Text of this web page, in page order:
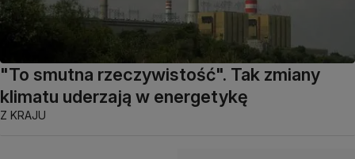
"To smutna rzeczywistość". Tak zmiany
klimatu uderzają w energetykę
Z KRAJU